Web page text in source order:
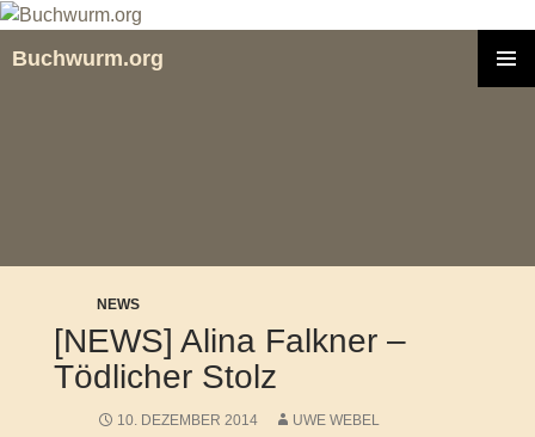
Zum
springen
Buchwurm.org
NEWS
[NEWS] Alina Falkner –
Tödlicher Stolz
10. DEZEMBER 2014 UWE WEBEL